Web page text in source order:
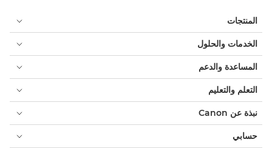
المنتجات
الخدمات والحلول
المساعدة والدعم
التعلم والتعليم
نبذة عن Canon
حسابي